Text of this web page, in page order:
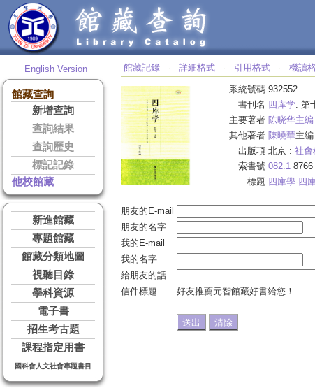
English Version
館藏查詢
新增查詢
查詢結果
查詢歷史
標記記錄
他校館藏
新進館藏
專題館藏
館藏分類地圖
視聽目錄
學科資源
電子書
招生考古題
課程指定用書
國科會人文社會專題書目
館藏記錄 ‧ 詳細格式 ‧ 引用格式 ‧ 機讀
系統號碼 932552
書刊名 四库学. 第
主要著者 陈晓华主编
其他著者 陳曉華主編
出版項 北京 : 社會
索書號 082.1 8766
標題 四庫學-四
朋友的E-mail
朋友的名字
我的E-mail
我的名字
給朋友的話
信件標題
好友推薦元智館藏好書給您！